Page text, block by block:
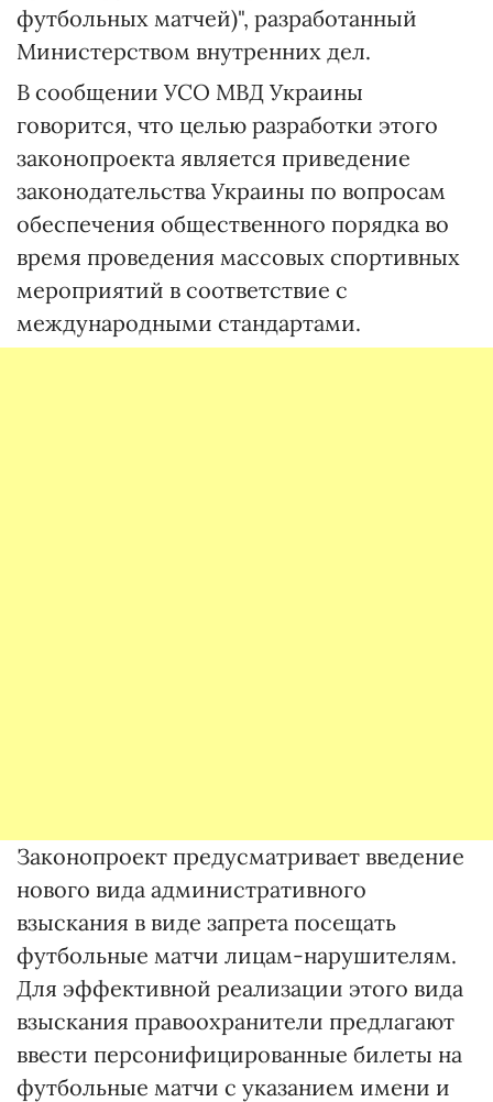
футбольных матчей)", разработанный
Министерством внутренних дел.
В сообщении УСО МВД Украины
говорится, что целью разработки этого
законопроекта является приведение
законодательства Украины по вопросам
обеспечения общественного порядка во
время проведения массовых спортивных
мероприятий в соответствие с
международными стандартами.
Законопроект предусматривает введение
нового вида административного
взыскания в виде запрета посещать
футбольные матчи лицам-нарушителям.
Для эффективной реализации этого вида
взыскания правоохранители предлагают
ввести персонифицированные билеты на
футбольные матчи с указанием имени и